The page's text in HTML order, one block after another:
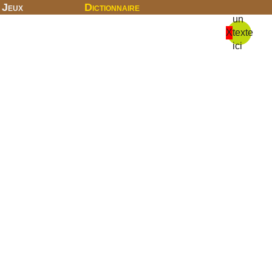
Jeux Dictionnaire
X
un
texte
ici